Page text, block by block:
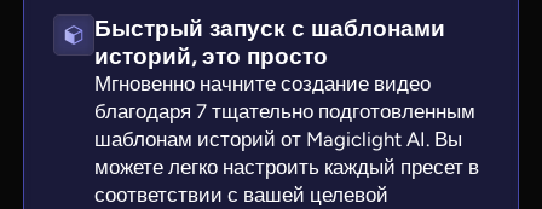
Быстрый запуск с шаблонами
историй, это просто
Мгновенно начните создание видео
благодаря 7 тщательно подготовленным
шаблонам историй от Magiclight AI. Вы
можете легко настроить каждый пресет в
соответствии с вашей целевой